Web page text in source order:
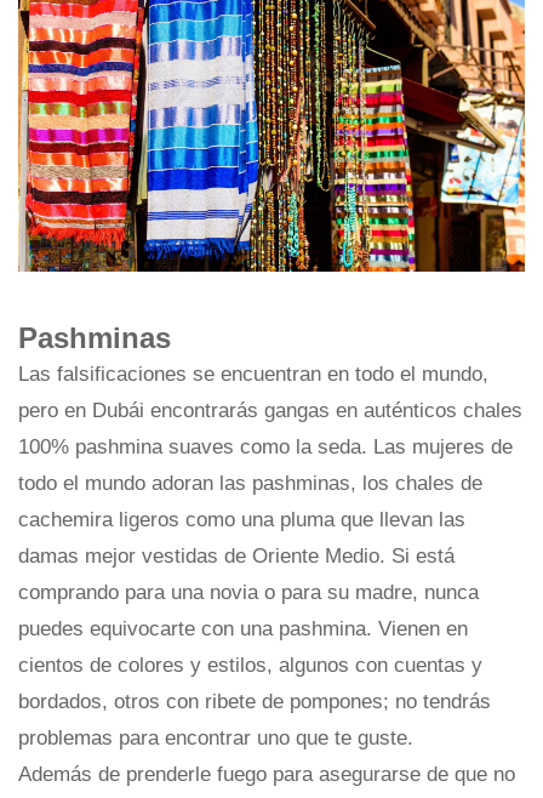
Pashminas
Las falsificaciones se encuentran en todo el mundo,
pero en Dubái encontrarás gangas en auténticos chales
100% pashmina suaves como la seda. Las mujeres de
todo el mundo adoran las pashminas, los chales de
cachemira ligeros como una pluma que llevan las
damas mejor vestidas de Oriente Medio. Si está
comprando para una novia o para su madre, nunca
puedes equivocarte con una pashmina. Vienen en
cientos de colores y estilos, algunos con cuentas y
bordados, otros con ribete de pompones; no tendrás
problemas para encontrar uno que te guste.
Además de prenderle fuego para asegurarse de que no